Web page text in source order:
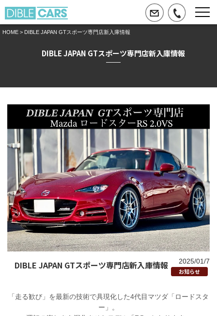
HOME > DIBLE JAPAN GTスポーツ専門店新入庫情報
DIBLE JAPAN GTスポーツ専門店新入庫情報
DIBLE JAPAN GTスポーツ専門店新入庫情報
2025/01/7
お知らせ
「走る歓び」を最新の技術で具現化した4代目マツダ「ロードスタ
ー」。